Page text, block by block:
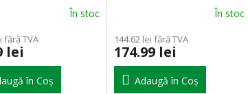
În stoc
fără TVA
lei
în Coş
În stoc
144.62 lei fără TVA
174.99 lei
Adaugă în Coş